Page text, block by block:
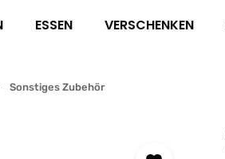
ESSEN VERSCHENKEN
Sonstiges Zubehör